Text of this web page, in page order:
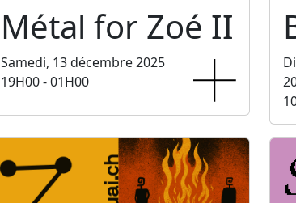
Métal for Zoé II
Samedi, 13 décembre 2025
19H00 - 01H00